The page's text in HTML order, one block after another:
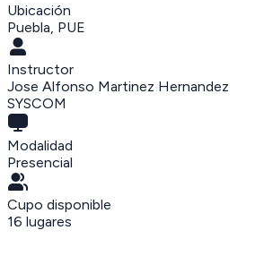
Ubicación
Puebla PUE
Instructor
Jose Alfonso Martinez Hernandez
SYSCOM
Modalidad
Presencial
Cupo disponible
16 lugares